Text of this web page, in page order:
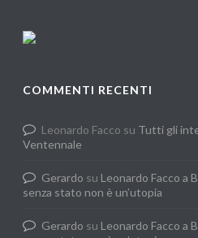
COMMENTI RECENTI
Leonardo Facco su Tutti gli
Ventennale
Gerardo su Leonardo Facco a
senza stato non è un’utopia
Gerardo su Leonardo Facco a